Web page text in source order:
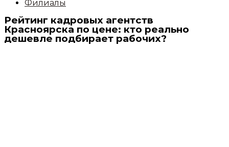
Филиалы
Рейтинг кадровых агентств
Красноярска по цене: кто реально
дешевле подбирает рабочих?